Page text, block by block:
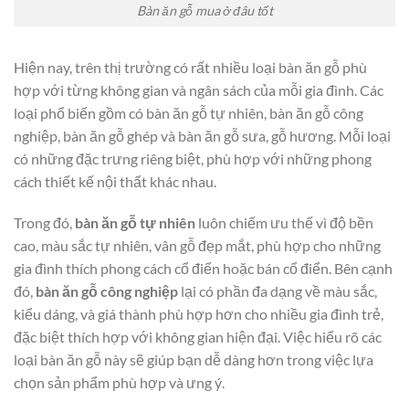
Bàn ăn gỗ mua ở đâu tốt
Hiện nay, trên thị trường có rất nhiều loại bàn ăn gỗ phù
hợp với từng không gian và ngân sách của mỗi gia đình. Các
loại phổ biến gồm có bàn ăn gỗ tự nhiên, bàn ăn gỗ công
nghiệp, bàn ăn gỗ ghép và bàn ăn gỗ sưa, gỗ hương. Mỗi loại
có những đặc trưng riêng biệt, phù hợp với những phong
cách thiết kế nội thất khác nhau.
Trong đó, bàn ăn gỗ tự nhiên luôn chiếm ưu thế vì độ bền
cao, màu sắc tự nhiên, vân gỗ đẹp mắt, phù hợp cho những
gia đình thích phong cách cổ điển hoặc bán cổ điển. Bên cạnh
đó, bàn ăn gỗ công nghiệp lại có phần đa dạng về màu sắc,
kiểu dáng, và giá thành phù hợp hơn cho nhiều gia đình trẻ,
đặc biệt thích hợp với không gian hiện đại. Việc hiểu rõ các
loại bàn ăn gỗ này sẽ giúp bạn dễ dàng hơn trong việc lựa
chọn sản phẩm phù hợp và ưng ý.